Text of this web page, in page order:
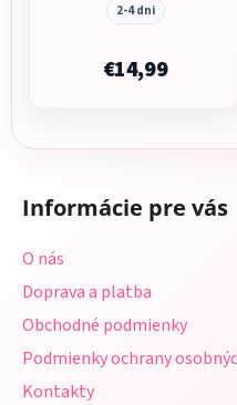
2-4 dni
€14,99
Informácie pre vás
O nás
Doprava a platba
Obchodné podmienky
Podmienky ochrany
Kontakty